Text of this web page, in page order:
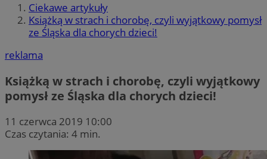
Ciekawe artykuły
Książką w strach i chorobę, czyli wyjątkowy pomysł
ze Śląska dla chorych dzieci!
reklama
Książką w strach i chorobę, czyli wyjątkowy
pomysł ze Śląska dla chorych dzieci!
11 czerwca 2019 10:00
Czas czytania: 4 min.